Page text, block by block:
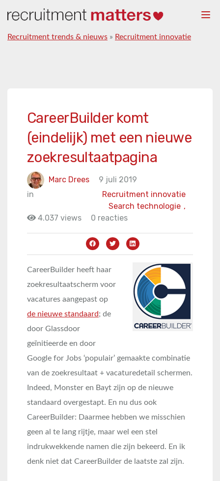
Recruitment trends & nieuws » Recruitment innovatie
CareerBuilder komt
(eindelijk) met een nieuwe
zoekresultaatpagina
Marc Drees
9 juli 2019
in
Recruitment innovatie
Search technologie ,
4.037 views
0 reacties
CareerBuilder heeft haar
zoekresultaatscherm voor
vacatures aangepast op
de nieuwe standaard; de
door Glassdoor
geïnitieerde en door
Google for Jobs ‘populair’ gemaakte combinatie
van de zoekresultaat + vacaturedetail schermen.
Indeed, Monster en Bayt zijn op de nieuwe
standaard overgestapt. En nu dus ook
CareerBuilder: Daarmee hebben we misschien
geen al te lang rijtje, maar wel een stel
indrukwekkende namen die zijn bekeerd. En ik
denk niet dat CareerBuilder de laatste zal zijn.